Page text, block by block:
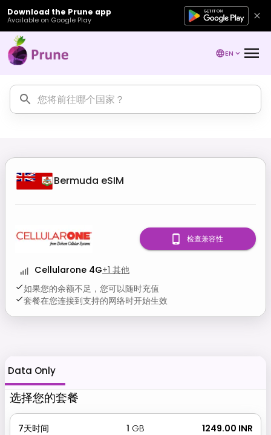
Download the Prune app
Available on Google Play
EN
Bermuda eSIM
Cellularone 4G+1 其他
如果您的余额不足，您可以随时充值
套餐在您连接到支持的网络时开始生效
检查兼容性
Data Only
选择您的套餐
7天时间 1 GB ₹ 1249.00 INR